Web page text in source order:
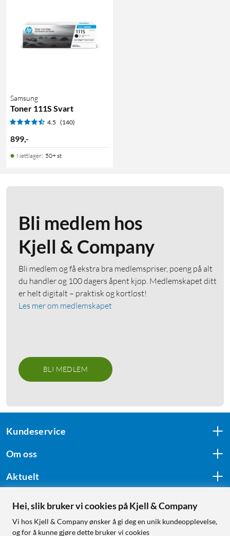
Samsung
Toner 111S Svart
4.5 (140)
899,-
Nettlager: 50+ st
Bli medlem hos
Kjell & Company
Bli medlem og få ekstra bra medlemspriser, poeng på alt
du handler og 100 dagers åpent kjøp. Medlemskapet ditt
er helt digitalt – praktisk og kortløst!
Les mer om medlemskapet
BLI MEDLEM
Kundeservice
Om oss
Aktuelt
Følg oss
Hei, slik bruker vi cookies på Kjell & Company
Vi hos Kjell & Company ønsker å gi deg en unik kundeopplevelse,
og for å kunne gjøre dette bruker vi cookies